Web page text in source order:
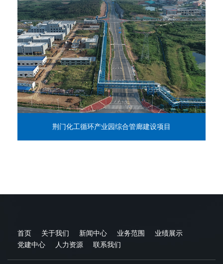
荆门化工循环产业园综合管廊建设项目
首页 关于我们 新闻中心 业务范围
业绩展示
党建中心
人力资源 联系我们